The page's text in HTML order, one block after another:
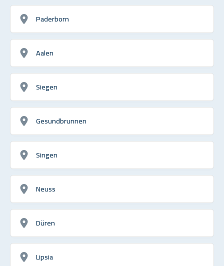
Paderborn
Aalen
Siegen
Gesundbrunnen
Singen
Neuss
Düren
Lipsia